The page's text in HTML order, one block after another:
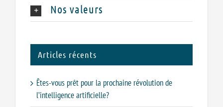
Nos valeurs
Articles récents
Êtes-vous prêt pour la prochaine révolution de
l’intelligence artificielle?